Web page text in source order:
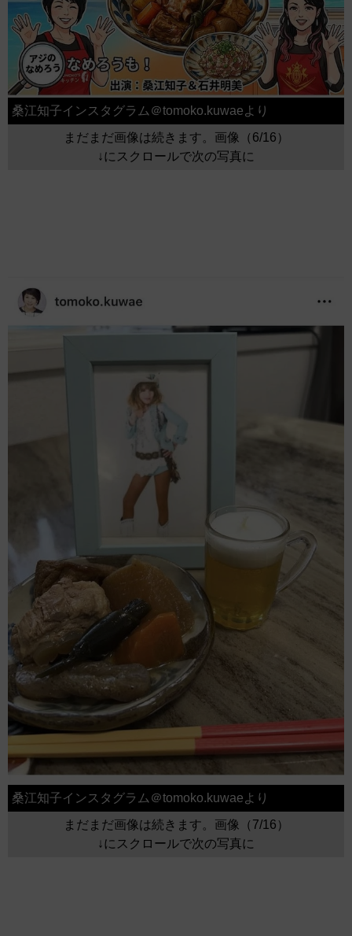
桑江知子インスタグラム＠tomoko.kuwaeより
まだまだ画像は続きます。画像（6/16）
↓にスクロールで次の写真に
桑江知子インスタグラム＠tomoko.kuwaeより
まだまだ画像は続きます。画像（7/16）
↓にスクロールで次の写真に